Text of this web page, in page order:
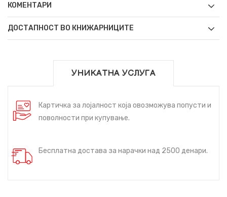
КОМЕНТАРИ
ДОСТАПНОСТ ВО КНИЖАРНИЦИТЕ
УНИКАТНА УСЛУГА
Картичка за лојалност која овозможува попусти и
поволности при купување.
Бесплатна достава за нарачки над 2500 денари.